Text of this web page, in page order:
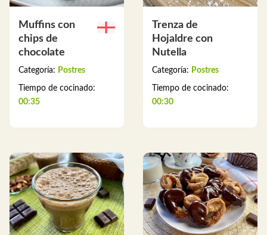
Muffins con
chips de
chocolate
Categoría: Postres
Tiempo de cocinado:
00:35
Trenza de
Hojaldre con
Nutella
Categoría: Postres
Tiempo de cocinado:
00:30